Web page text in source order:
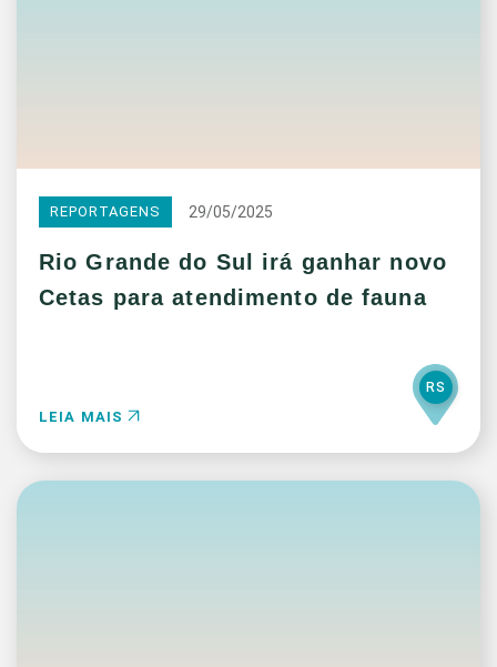
REPORTAGENS 29/05/2025
Rio Grande do Sul irá ganhar novo
Cetas para atendimento de fauna
LEIA MAIS
RS